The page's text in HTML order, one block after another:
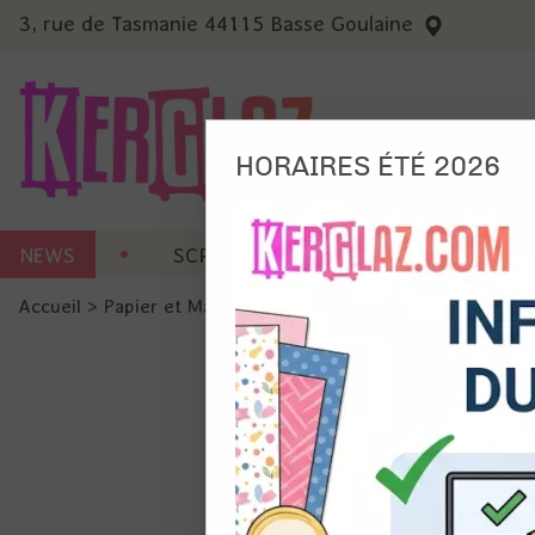
3, rue de Tasmanie 44115 Basse Goulaine
NEWS SCRAP CARTERIE MACHINES
Accueil > Papier et Matière Papier
Ils
et du
précises
Si vous
de la
HORAIRES ÉTÉ 2026